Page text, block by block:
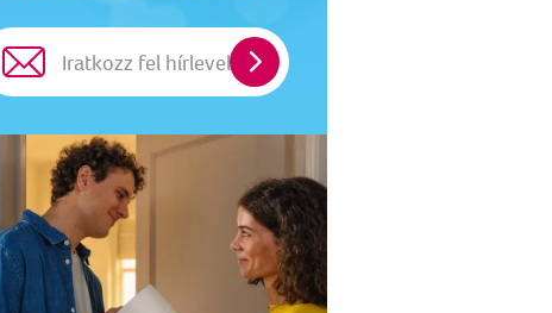
Iratkozz
fel
hírlevelünkre!